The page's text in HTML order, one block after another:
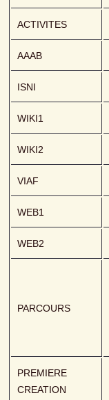
ACTIVITES
AAAB
ISNI
WIKI1
WIKI2
VIAF
WEB1
WEB2
PARCOURS
PREMIERE
CREATION